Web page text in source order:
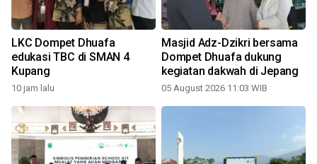
LKC Dompet Dhuafa
edukasi TBC di SMAN 4
Kupang
10 jam lalu
Masjid Adz-Dzikri bersama
Dompet Dhuafa dukung
kegiatan dakwah di Jepang
05 August 2026 11:03 WIB